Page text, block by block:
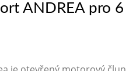
ANDREA pro 6